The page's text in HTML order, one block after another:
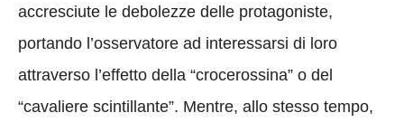
accresciute le debolezze delle protagoniste,
portando l’osservatore ad interessarsi di loro
attraverso l’effetto della “crocerossina” o del
“cavaliere scintillante”. Mentre, allo stesso tempo,